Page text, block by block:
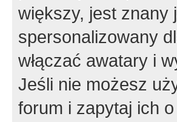
większy, jest znany
spersonalizowany
włączać awatary i
Jeśli nie możesz
forum i zapytaj ich